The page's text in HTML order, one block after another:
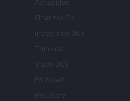
Finanzas 24
Investindo 365
Think.es
Viajar 365
ES Newz
Pet Story